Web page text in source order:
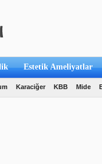
Estetik Ameliyatlar
Karaciğer KBB Mide